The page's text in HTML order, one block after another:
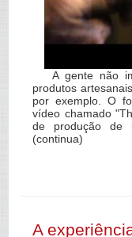
A gente não
produtos
por exemplo. O
vídeo chamado
de produção de
(continua)
A